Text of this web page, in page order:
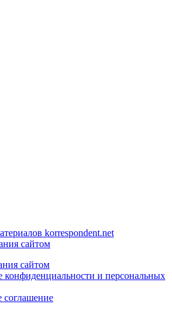
korrespondent.net
сайтом
сайтом
конфиденциальности и персональных
соглашение